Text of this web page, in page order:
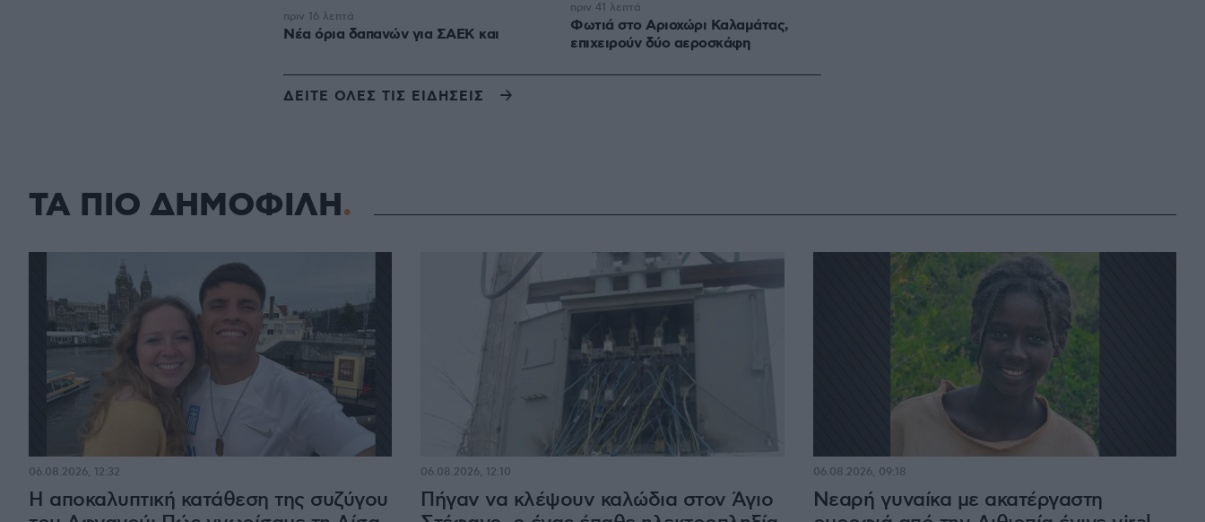
Νέα όρια δαπανών για ΣΑΕΚ και
πριν 16 λεπτά
Φωτιά στο Αριοχώρι Καλαμάτας,
επιχειρούν δύο αεροσκάφη
πριν 41 λεπτά
ΔΕΙΤΕ ΟΛΕΣ ΤΙΣ ΕΙΔΗΣΕΙΣ
ΤΑ ΠΙΟ ΔΗΜΟΦΙΛΗ
Η αποκαλυπτική κατάθεση της συζύγου
06.08.2026, 12:32
Πήγαν να κλέψουν καλώδια στον Άγιο
06.08.2026, 12:10
Νεαρή γυναίκα με ακατέργαστη
06.08.2026, 09:18